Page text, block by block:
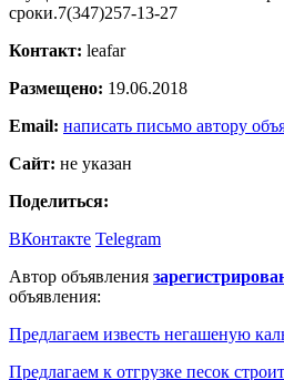
сроки.7(347)257-13-27
Контакт: leafar
Размещено: 19.06.2018
Email: написать письмо автору
Сайт: не указан
Поделиться:
ВКонтакте Telegram
Автор объявления
объявления:
Предлагаем известь негашеную
Предлагаем к отгрузке песок